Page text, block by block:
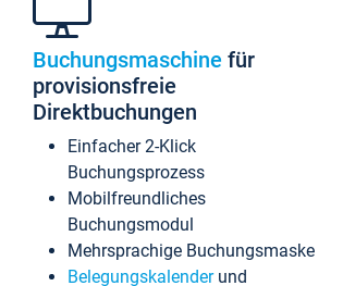
Buchungsmaschine für
provisionsfreie
Direktbuchungen
Einfacher 2-Klick
Buchungsprozess
Mobilfreundliches
Buchungsmodul
Mehrsprachige Buchungsmaske
Belegungskalenderund